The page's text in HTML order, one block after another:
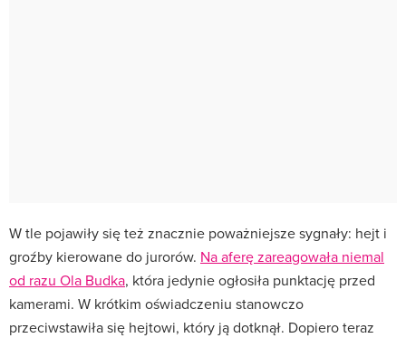
W tle pojawiły się też znacznie poważniejsze sygnały: hejt i
groźby kierowane do jurorów. Na aferę zareagowała niemal
od razu Ola Budka, która jedynie ogłosiła punktację przed
kamerami. W krótkim oświadczeniu stanowczo
przeciwstawiła się hejtowi, który ją dotknął. Dopiero teraz